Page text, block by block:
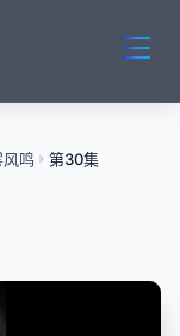
鸣 第30集